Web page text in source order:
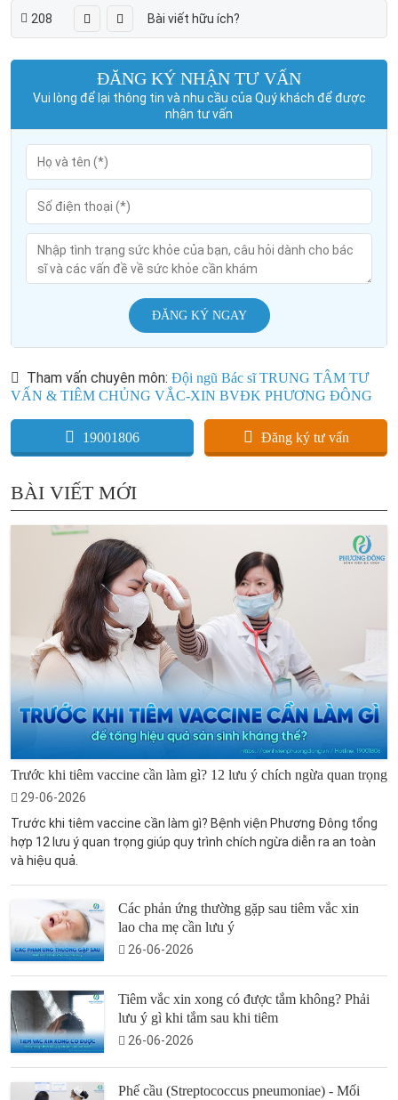
208 Bài viết hữu ích?
ĐĂNG KÝ NHẬN TƯ VẤN
Vui lòng để lại thông tin và nhu cầu của Quý khách để được
nhận tư vấn
ĐĂNG KÝ NGAY
Tham vấn chuyên môn: Đội ngũ Bác sĩ TRUNG TÂM TƯ
VẤN & TIÊM CHỦNG VẮC-XIN BVĐK PHƯƠNG ĐÔNG
19001806 Đăng ký tư vấn
BÀI VIẾT MỚI
Trước khi tiêm vaccine cần làm gì? 12 lưu ý chích ngừa quan trọng
29-06-2026
Trước khi tiêm vaccine cần làm gì? Bệnh viện Phương Đông tổng
hợp 12 lưu ý quan trọng giúp quy trình chích ngừa diễn ra an toàn
và hiệu quả.
Các phản ứng thường gặp sau tiêm vắc xin
lao cha mẹ cần lưu ý
26-06-2026
Tiêm vắc xin xong có được tắm không? Phải
lưu ý gì khi tắm sau khi tiêm
26-06-2026
Phế cầu (Streptococcus pneumoniae) - Mối